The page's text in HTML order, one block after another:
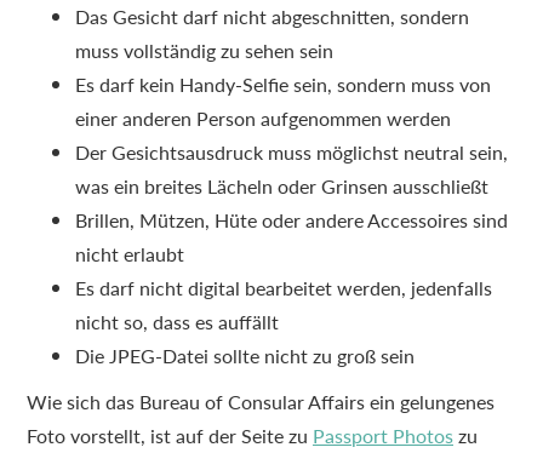
Das Gesicht darf nicht abgeschnitten, sondern
muss vollständig zu sehen sein
Es darf kein Handy-Selfie sein, sondern muss von
einer anderen Person aufgenommen werden
Der Gesichtsausdruck muss möglichst neutral sein,
was ein breites Lächeln oder Grinsen ausschließt
Brillen, Mützen, Hüte oder andere Accessoires sind
nicht erlaubt
Es darf nicht digital bearbeitet werden, jedenfalls
nicht so, dass es auffällt
Die JPEG-Datei sollte nicht zu groß sein
Wie sich das Bureau of Consular Affairs ein gelungenes
Foto vorstellt, ist auf der Seite zu Passport Photoszu